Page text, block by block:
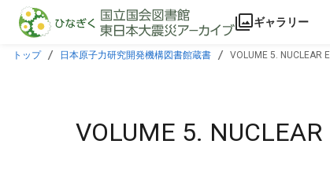
本文に飛ぶ
ギャラリー
トップ 日本原子力研究開発機構図書館蔵書 VOLUME 5. NUCLEAR
VOLUME 5. NUCLEAR